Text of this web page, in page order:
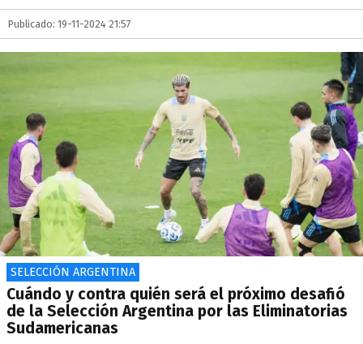
Publicado: 19-11-2024 21:57
SELECCIÓN ARGENTINA
Cuándo y contra quién será el próximo desafió
de la Selección Argentina por las Eliminatorias
Sudamericanas